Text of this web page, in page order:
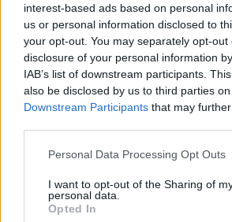
interest-based ads based on personal
us or personal information disclosed to
your opt-out. You may separately opt-
disclosure of your personal information
IAB’s list of downstream participants.
also be disclosed by us to third parties
Downstream Participants that may
Personal Data Processing Opt Outs
I want to opt-out of the Sharing of
personal data.
Opted In
Bank of
ξoδεύει
λιγότερο και
εισοδήματος
05/08/26 16:16
το γήπεδο
14:50